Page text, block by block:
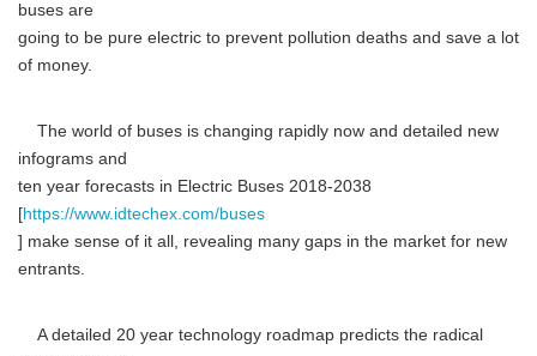
buses are
going to be pure electric to prevent pollution deaths and save a lot
of money.
The world of buses is changing rapidly now and detailed new
infograms and
ten year forecasts in Electric Buses 2018-2038
[https://www.idtechex.com/buses
] make sense of it all, revealing many gaps in the market for new
entrants.
A detailed 20 year technology roadmap predicts the radical